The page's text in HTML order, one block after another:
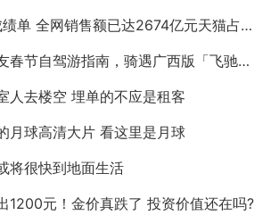
单 全网销售额已达2674亿元天猫占比超六成
节自驾游指南，骑遇广西版「飞驰人生」
人去楼空 埋单的不应是租客
月球高清大片 看这里是月球
将很快到地面生活
1200元！金价真跌了 投资价值还在吗?